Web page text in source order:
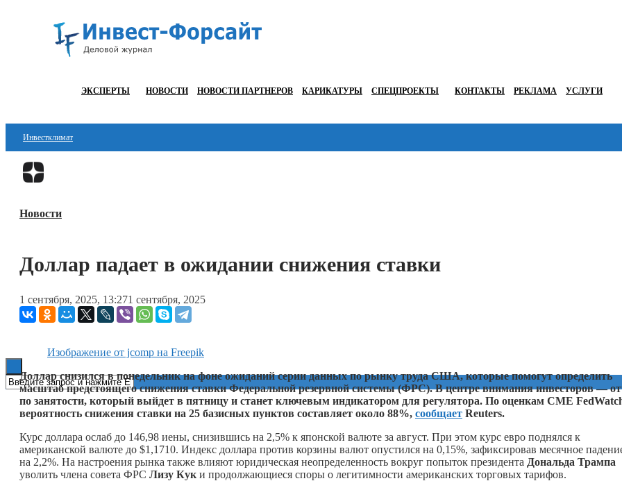
ЭКСПЕРТЫ НОВОСТИ НОВОСТИ ПАРТНЕРОВ КАРИКАТУРЫ СПЕЦПРОЕКТЫ КОНТАКТЫ РЕКЛАМА УСЛУГИ
Инвестклимат
Финансы
Блокчейн
Технологии
ESG
Новости
Доллар падает в ожидании снижения ставки
1 сентября, 2025, 13:271 сентября, 2025
Изображение от jcomp на Freepik
Доллар снизился в понедельник на фоне ожиданий серии данных по рынку труда США, которые помогут определить
масштаб предстоящего снижения ставки Федеральной резервной системы (ФРС). В центре внимания инвесторов —
по занятости, который выйдет в пятницу и станет ключевым индикатором для регулятора. По оценкам CME
вероятность снижения ставки на 25 базисных пунктов составляет около 88%, сообщает Reuters.
Курс доллара ослаб до 146,98 иены, снизившись на 2,5% к японской валюте за август. При этом курс евро поднялся к
американской валюте до $1,1710. Индекс доллара против корзины валют опустился на 0,15%, зафиксировав месячное
на 2,2%. На настроения рынка также влияют юридическая неопределенность вокруг попыток президента Дональда Трампа
уволить члена совета ФРС Лизу Кук и продолжающиеся споры о легитимности американских торговых тарифов.